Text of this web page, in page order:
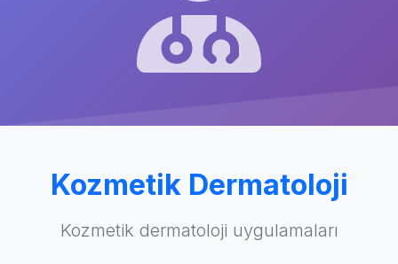
Kozmetik Dermatoloji
Kozmetik dermatoloji uygulamaları